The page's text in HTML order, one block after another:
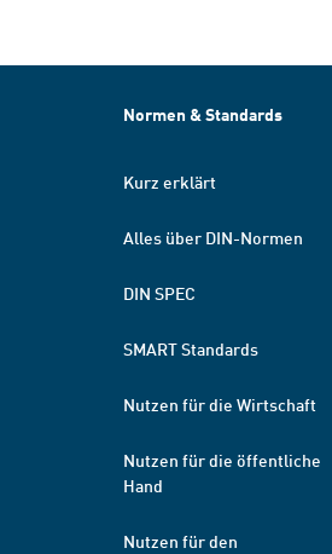
Normen & Standards
Kurz erklärt
Alles über DIN-Normen
DIN SPEC
SMART Standards
Nutzen für die Wirtschaft
Nutzen für die öffentliche
Hand
Nutzen für den